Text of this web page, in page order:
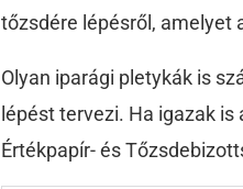
tőzsdére lépésről, amelyet
Olyan iparági pletykák is
lépést tervezi. Ha igazak is
Értékpapír- és